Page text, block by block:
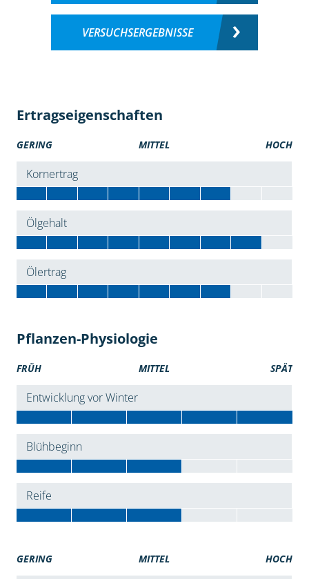
VERSUCHSERGEBNISSE
Ertragseigenschaften
GERING MITTEL HOCH
Kornertrag
Ölgehalt
Ölertrag
Pflanzen-Physiologie
FRÜH MITTEL SPÄT
Entwicklung vor Winter
Blühbeginn
Reife
GERING MITTEL HOCH